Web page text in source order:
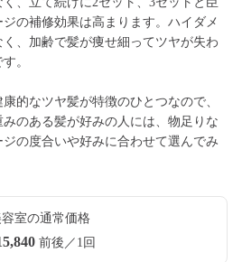
の補修効果は高まります。ハイダメ
、加齢で髪が痩せ細ってツヤが失わ
。
的なツヤ髪が特徴のひとつなので、
のある髪が好みの人には、物足りな
の度合いや好みに合わせて選んでみ
容室の通常価格
前後／1回